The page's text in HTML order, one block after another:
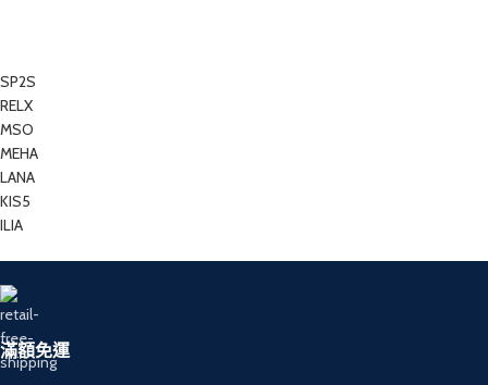
SP2S
RELX
MSO
MEHA
LANA
KIS5
ILIA
滿額免運